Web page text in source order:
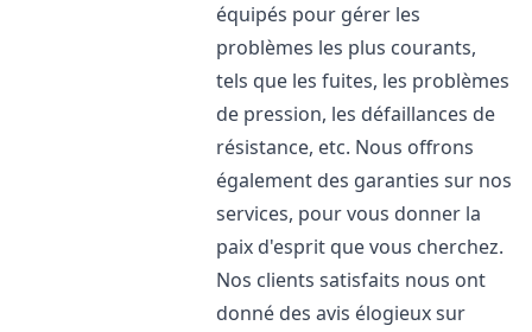
équipés pour gérer les
problèmes les plus courants,
tels que les fuites, les problèmes
de pression, les défaillances de
résistance, etc. Nous offrons
également des garanties sur nos
services, pour vous donner la
paix d'esprit que vous cherchez.
Nos clients satisfaits nous ont
donné des avis élogieux sur